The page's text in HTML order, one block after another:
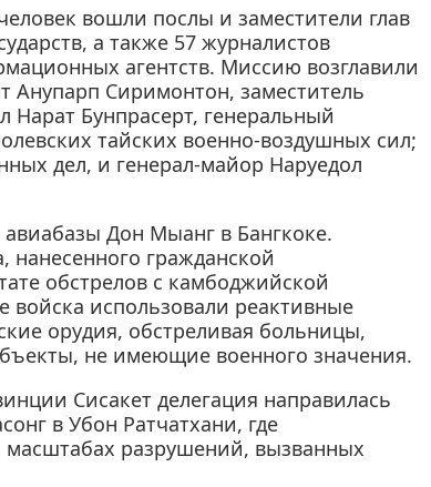
вошли послы и заместители глав
а также 57 журналистов
агентств. Миссию возглавили
Анупарп Сиримонтон, заместитель
Бунпрасерт, генеральный
тайских военно-воздушных сил;
дел, и генерал-майор Наруедол
Дон Мыанг в Бангкоке.
гражданской
обстрелов с камбоджийской
использовали реактивные
орудия, обстреливая больницы,
не имеющие военного значения.
Сисакет делегация направилась
в Убон Ратчатхани, где
разрушений, вызванных